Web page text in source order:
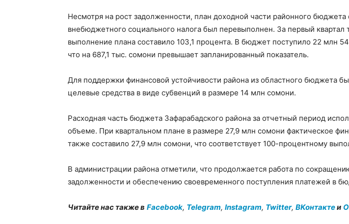
Несмотря на рост задолженности, план доходной части районного бюджета
внебюджетного социального налога был перевыполнен. За первый квартал
выполнение плана составило 103,1 процента. В бюджет поступило 22 млн
что на 687,1 тыс. сомони превышает запланированный показатель.
Для поддержки финансовой устойчивости района из областного бюджета
целевые средства в виде субвенций в размере 14 млн сомони.
Расходная часть бюджета Зафарабадского района за отчетный период
объеме. При квартальном плане в размере 27,9 млн сомони фактическое
также составило 27,9 млн сомони, что соответствует 100-процентному
В администрации района отметили, что продолжается работа по
задолженности и обеспечению своевременного поступления платежей в
Читайте нас также в Facebook, Telegram, Instagram, Twitter, ВКонтактеи